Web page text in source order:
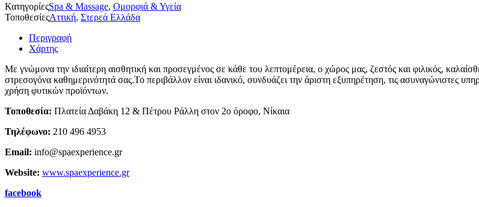
ΚατηγορίεςSpa & Massage, Ομορφιά & Υγεία
ΤοποθεσίεςΑττική, Στερεά Ελλάδα
Περιγραφή
Χάρτης
Με γνώμονα την ιδιαίτερη αισθητική και προσεγμένος σε κάθε του λεπτομέρεια, ο χώρος μας, ζεστός και φιλικός,
στρεσογόνα καθημερινότητά σας.Το περιβάλλον είναι ιδανικό, συνδυάζει την άριστη εξυπηρέτηση, τις ασυναγώνιστες
χρήση φυτικών προϊόντων.
Τοποθεσία: Πλατεία Δαβάκη 12 & Πέτρου Ράλλη στον 2ο όροφο, Νίκαια
Τηλέφωνο: 210 496 4953
Email: info@spaexperience.gr
Website: www.spaexperience.gr
facebook